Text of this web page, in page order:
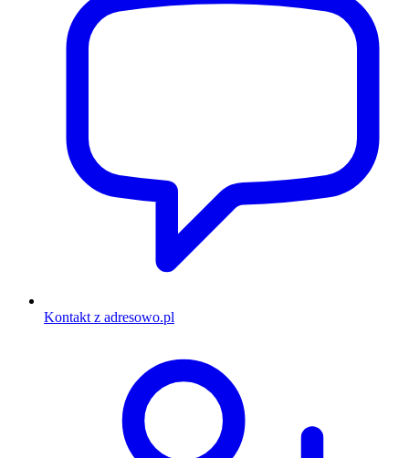
Kontakt z adresowo.pl